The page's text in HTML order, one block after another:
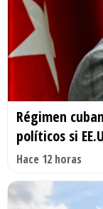
Régimen
políticos si
Hace 12 horas